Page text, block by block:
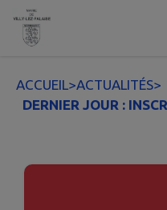
Contenu
ACCUEIL>ACTUALITÉS>
DERNIER JOUR :